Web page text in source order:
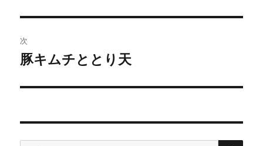
ビ
ゲ
ー
シ
ン
稿:
次
次
投
豚キムチととり天